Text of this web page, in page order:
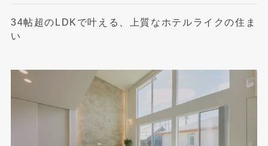
34帖超のLDKで叶える、上質なホテルライクの住ま
い